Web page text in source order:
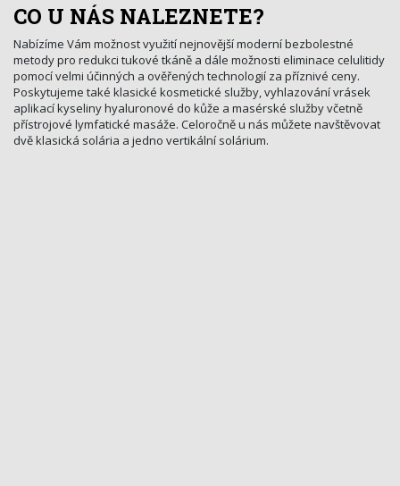
CO U NÁS NALEZNETE?
Nabízíme Vám možnost využití nejnovější moderní bezbolestné
metody pro redukci tukové tkáně a dále možnosti eliminace celulitidy
pomocí velmi účinných a ověřených technologií za příznivé ceny.
Poskytujeme také klasické kosmetické služby, vyhlazování vrásek
aplikací kyseliny hyaluronové do kůže a masérské služby včetně
přístrojové lymfatické masáže. Celoročně u nás můžete navštěvovat
dvě klasická solária a jedno vertikální solárium.